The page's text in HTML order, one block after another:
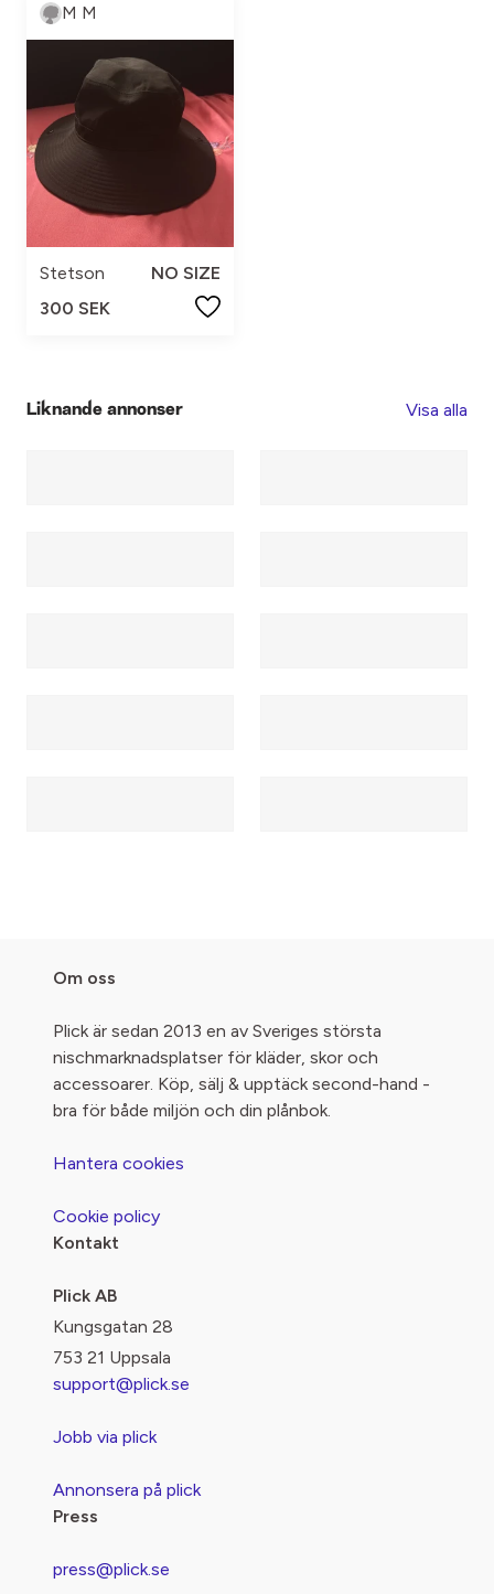
M M
Stetson
NO SIZE
300 SEK
Liknande annonser Visa alla
Om oss
Plick är sedan 2013 en av Sveriges största
nischmarknadsplatser för kläder, skor och
accessoarer. Köp, sälj & upptäck second-hand -
bra för både miljön och din plånbok.
Hantera cookies
Cookie policy
Kontakt
Plick AB
Kungsgatan 28
753 21 Uppsala
support@plick.se
Jobb via plick
Annonsera på plick
Press
press@plick.se